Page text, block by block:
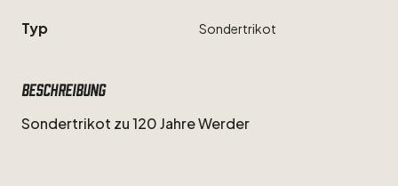
Typ Sondertrikot
Beschreibung
Sondertrikot zu120JahreWerder